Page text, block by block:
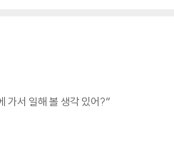
가서 일해 볼 생각 있어?”